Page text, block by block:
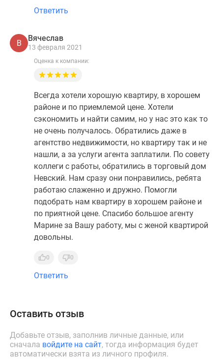
Ответить
В
Вячеслав
13 февраля 2021
Оценка к компании:
Всегда хотели хорошую квартиру, в хорошем
районе и по приемлемой цене. Хотели
сэкономить и найти самим, но у нас это как то
не очень получалось. Обратились даже в
агентство недвижимости, но квартиру так и не
нашли, а за услуги агента заплатили. По совету
коллеги с работы, обратились в торговый дом
Невский. Нам сразу они понравились, ребята
работаю слаженно и дружно. Помогли
подобрать нам квартиру в хорошем районе и
по приятной цене. Спасибо большое агенту
Марине за Вашу работу, мы с женой квартирой
довольны.
0 0
Ответить
Оставить отзыв
Добавьте отзыв, заполнив личные данные, или
сначала войдите на сайт, тогда информация будет
автоматически взята из личного профиля.